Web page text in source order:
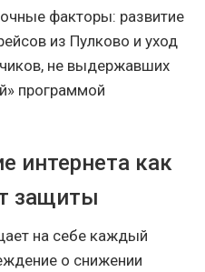
факторы: развитие
из Пулково и уход
не выдержавших
программой
интернета как
защиты
на себе каждый
о снижении